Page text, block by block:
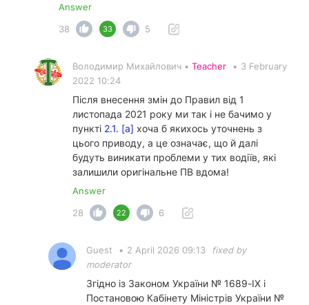
Answer
38
33 5
Володимир Михайлович • Teacher • 3 February
2022 10:24
Після внесення змін до Правил від 1
листопада 2021 року ми так і не бачимо у
пункті 2.1. [а] хоча б якихось уточнень з
цього приводу, а це означає, що й далі
будуть виникати проблеми у тих водіїв, які
залишили оригінальне ПВ вдома!
Answer
28
22 6
Guest • 2 April 2026 09:13
fixed by
moderator
Згідно із Законом України № 1689-IX і
Постановою Кабінету Міністрів України №